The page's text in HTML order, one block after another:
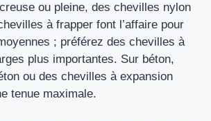
ou pleine, des chevilles nylon
à frapper font l’affaire pour
; préférez des chevilles à
plus importantes. Sur béton,
ou des chevilles à expansion
tenue maximale.